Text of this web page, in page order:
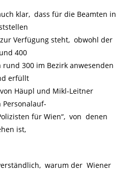
klar, dass für die Beamten in
Verfügung steht, obwohl der
400
300 im Bezirk anwesenden
erfüllt
Häupl und Mikl-Leitner
für Wien“, von denen
ist,
warum der Wiener